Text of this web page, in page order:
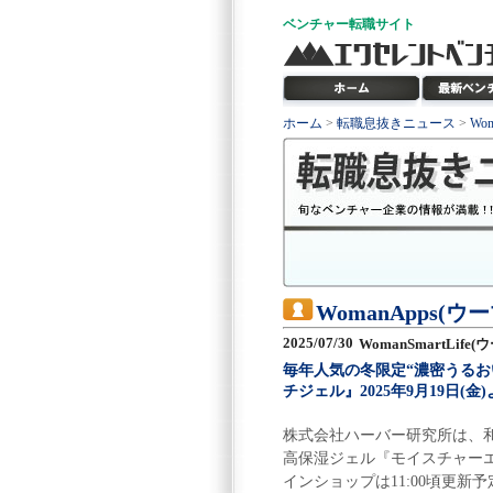
ベンチャー転職サイト
ホーム > 転職息抜きニュース >
WomanApps(ウ
2025/07/30 WomanSmartLife(
毎年人気の冬限定“濃密うる
チジェル』2025年9月19日(金
株式会社ハーバー研究所は
高保湿ジェル『モイスチャー
インショップは11:00頃更新